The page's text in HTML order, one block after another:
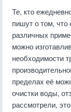
Те, кто
пишут о том,
различных
можно
необходимости
пределах её
очистки воды,
рассмотрели,